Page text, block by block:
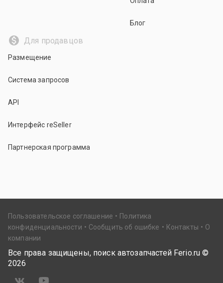
Блог
Для продавцов
Размещение
Система запросов
API
Интерфейс reSeller
Партнерская программа
Пользовательское соглашение
Политика
конфиденциальности
Сообщить об ошибке Контакты
О
компании
Все права защищены, поиск автозапчастей Ferio.ru ©
2026